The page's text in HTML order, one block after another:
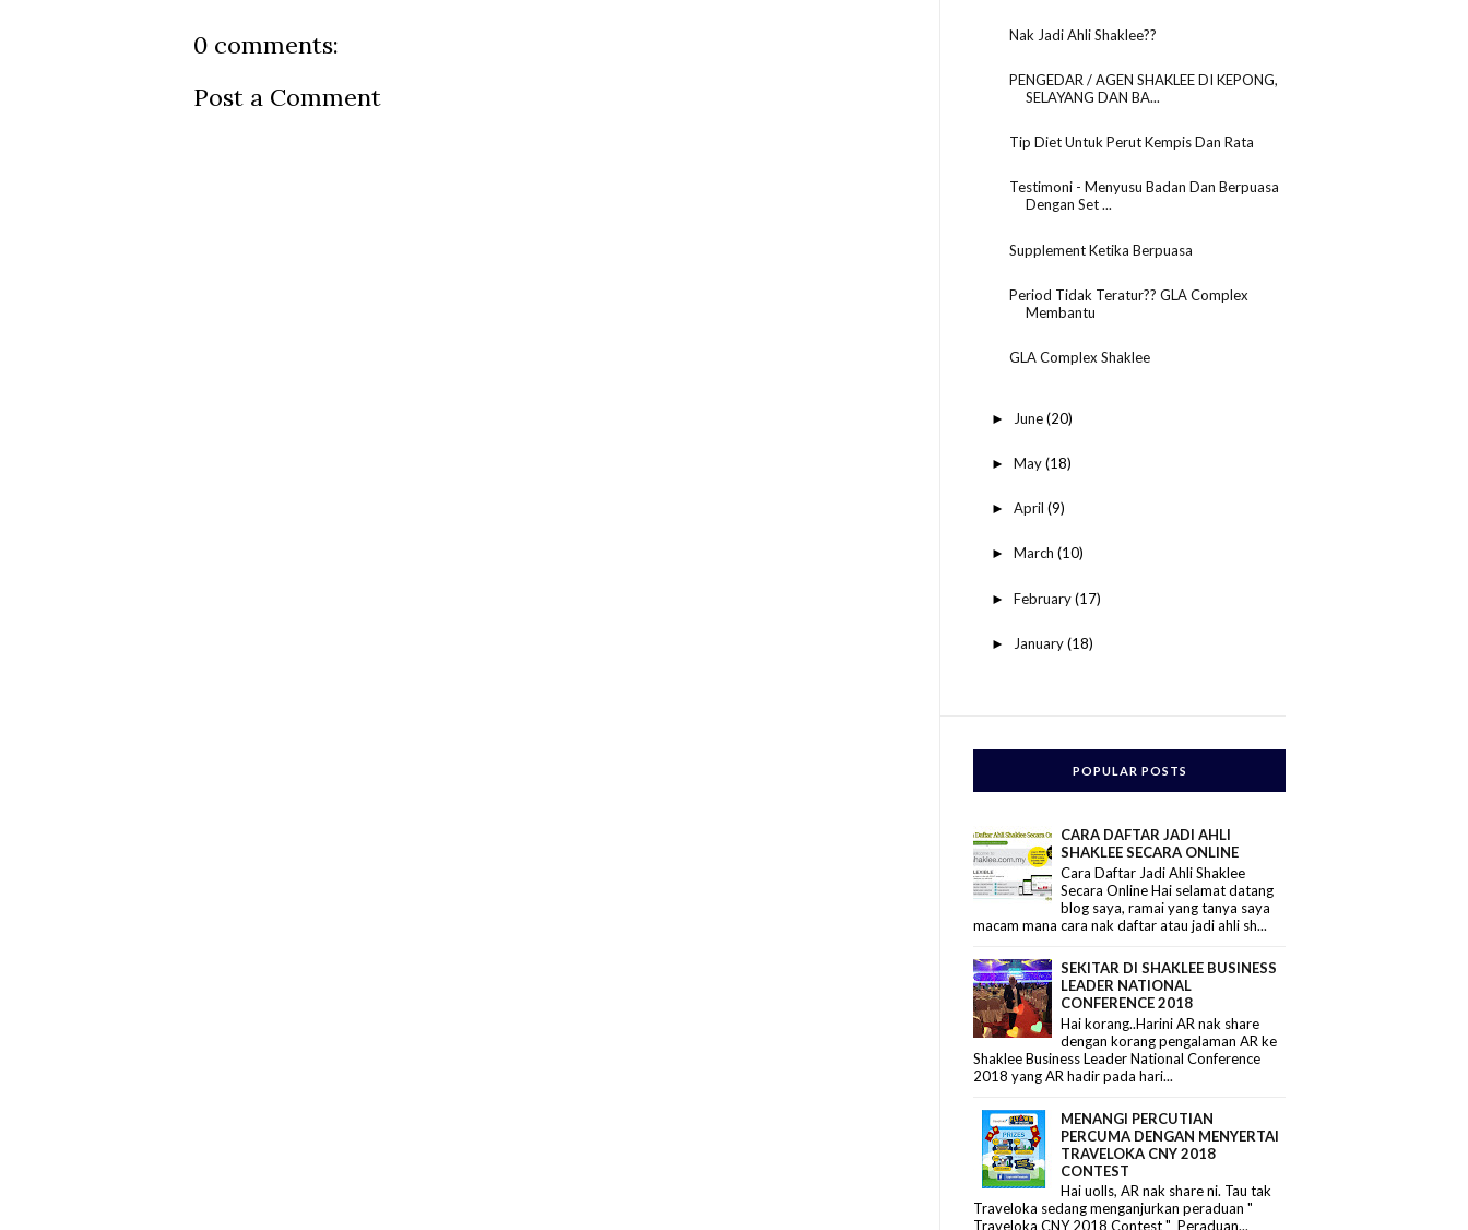
0 comments:
Post a Comment
Nak Jadi Ahli Shaklee??
PENGEDAR / AGEN SHAKLEE DI KEPONG,
SELAYANG DAN BA...
Tip Diet Untuk Perut Kempis Dan Rata
Testimoni - Menyusu Badan Dan Berpuasa
Dengan Set ...
Supplement Ketika Berpuasa
Period Tidak Teratur?? GLA Complex
Membantu
GLA Complex Shaklee
► June(20)
► May(18)
► April (9)
► March (10)
► February(17)
► January(18)
POPULAR POSTS
CARA DAFTAR JADI AHLI
SHAKLEE SECARA ONLINE
Cara Daftar Jadi Ahli Shaklee
Secara Online Hai selamat datang
blog saya, ramai yang tanya saya
macam mana cara nak daftar atau jadi ahli sh...
SEKITAR DI SHAKLEE BUSINESS
LEADER NATIONAL
CONFERENCE 2018
Hai korang..Harini AR nak share
dengan korang pengalaman AR ke
Shaklee Business Leader National Conference
2018 yang AR hadir pada hari...
MENANGI PERCUTIAN
PERCUMA DENGAN MENYERTAI
TRAVELOKA CNY 2018
CONTEST
Hai uolls, AR nak share ni. Tau tak
Traveloka sedang menganjurkan peraduan "
Traveloka CNY 2018 Contest " Peraduan...